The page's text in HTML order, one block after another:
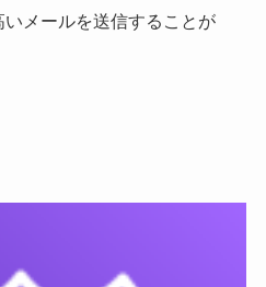
メールを送信することが